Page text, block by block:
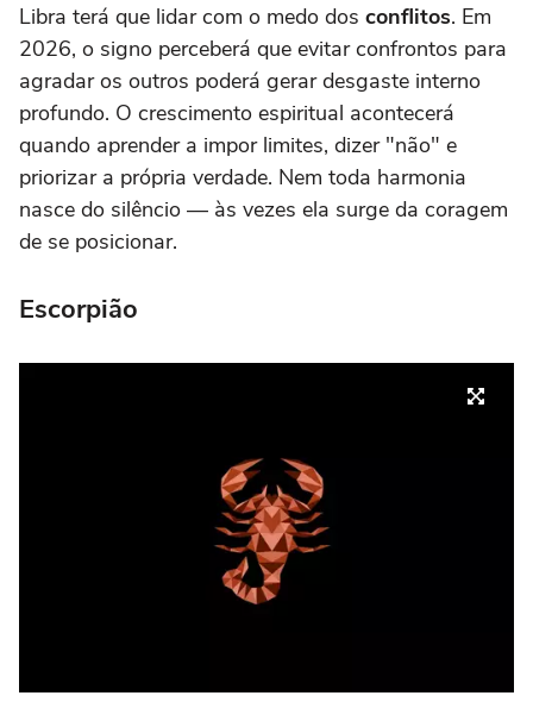
Libra terá que lidar com o medo dos conflitos. Em
2026, o signo perceberá que evitar confrontos para
agradar os outros poderá gerar desgaste interno
profundo. O crescimento espiritual acontecerá
quando aprender a impor limites, dizer "não" e
priorizar a própria verdade. Nem toda harmonia
nasce do silêncio — às vezes ela surge da coragem
de se posicionar.
Escorpião